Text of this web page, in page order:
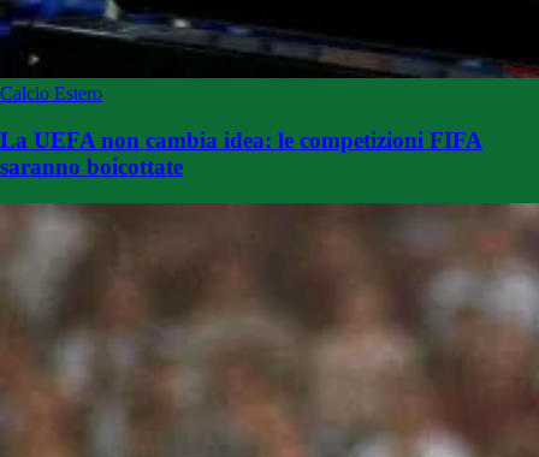
Calcio Estero
La UEFA non cambia idea: le competizioni FIFA
saranno boicottate